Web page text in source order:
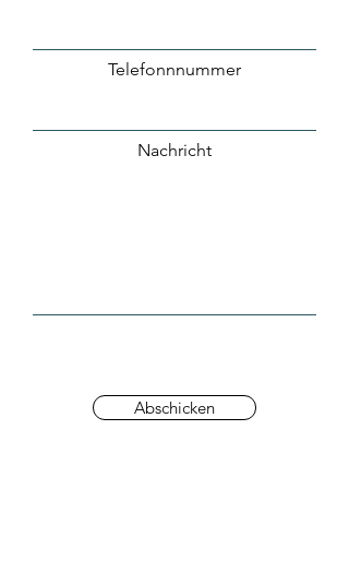
Telefonnnummer
Nachricht
Abschicken